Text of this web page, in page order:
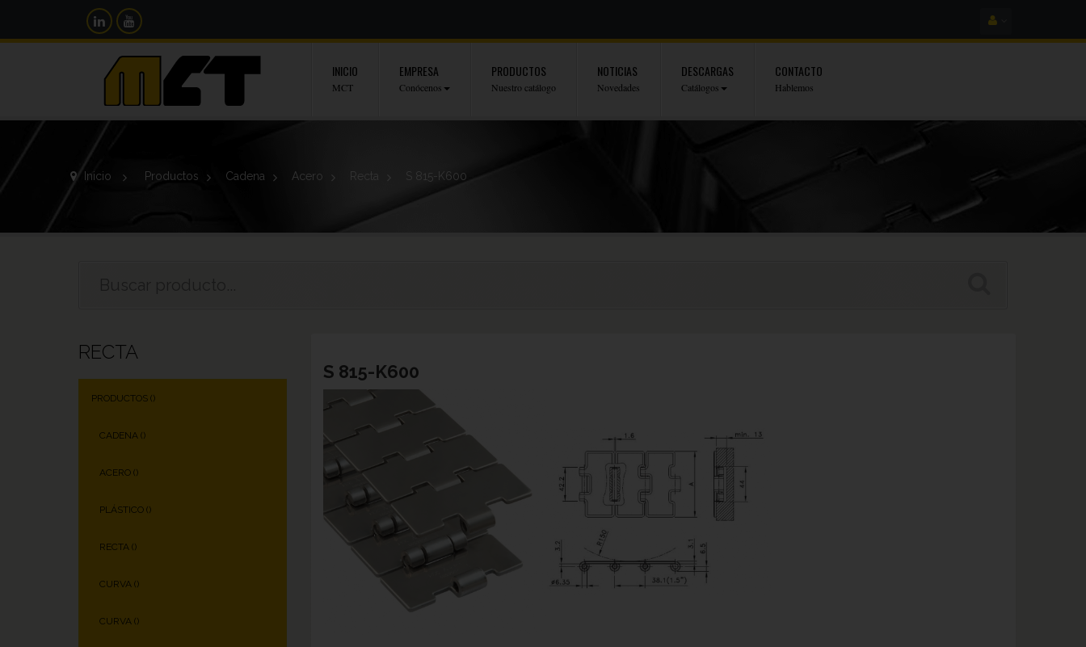
INICIO
MCT
EMPRESA
Conócenos
PRODUCTOS
Nuestro catálogo
NOTICIAS
Novedades
DESCARGAS
Catálogos
CONTACTO
Hablemos
Inicio > Productos > Cadena > Acero > Recta S 815-K600
RECTA
PRODUCTOS ()
CADENA ()
ACERO ()
PLÁSTICO ()
RECTA ()
CURVA ()
CURVA ()
S 815-K600